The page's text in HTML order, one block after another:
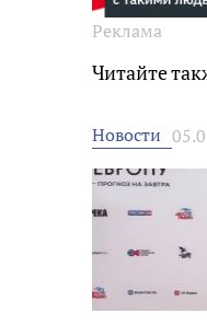
Реклама
Читайте
Новости